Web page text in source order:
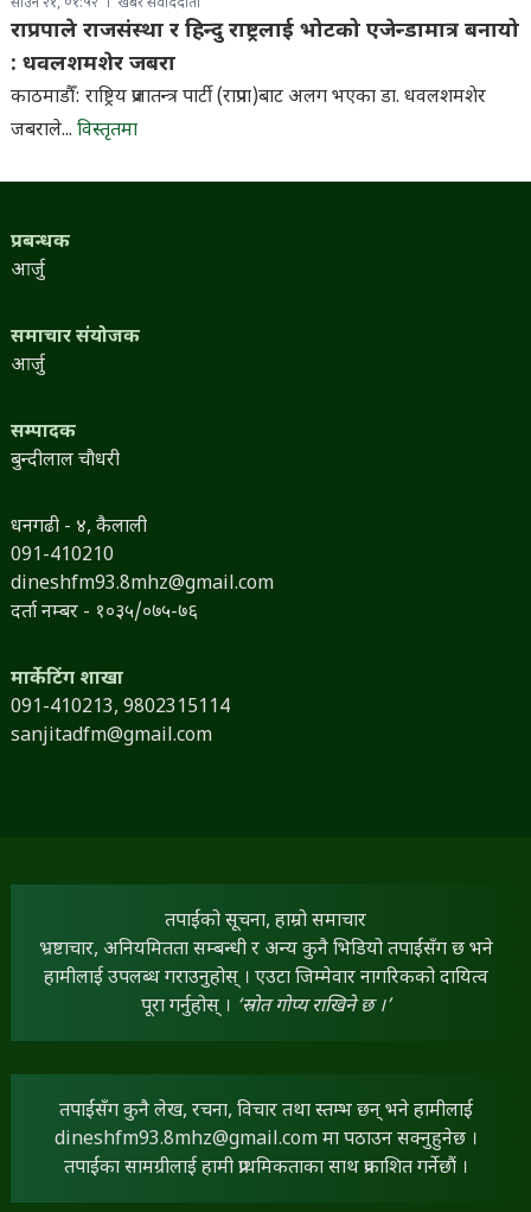
राप्रपाले राजसंस्था र हिन्दु राष्ट्रलाई भोटको एजेन्डामात्र बनायो
: धवलशमशेर जबरा
काठमाडौँ: राष्ट्रिय प्रजातन्त्र पार्टी (राप्रपा)बाट अलग भएका डा. धवलशमशेर
जबराले... विस्तृतमा
प्रबन्धक
आर्जु
समाचार संयोजक
आर्जु
सम्पादक
बुन्दीलाल चौधरी
धनगढी - ४, कैलाली
091-410210
dineshfm93.8mhz@gmail.com
दर्ता नम्बर - १०३५/०७५-७६
मार्केटिंग शाखा
091-410213, 9802315114
sanjitadfm@gmail.com
तपाईंको सूचना, हाम्रो समाचार
भ्रष्टाचार, अनियमितता सम्बन्धी र अन्य कुनै भिडियो तपाईंसँग छ भने
हामीलाई उपलब्ध गराउनुहोस् । एउटा जिम्मेवार नागरिकको दायित्व
पूरा गर्नुहोस् । ‘स्रोत गोप्य राखिने छ ।’
तपाईंसँग कुनै लेख, रचना, विचार तथा स्तम्भ छन् भने हामीलाई
dineshfm93.8mhz@gmail.comमा पठाउन सक्नुहुनेछ ।
तपाईंका सामग्रीलाई हामी प्राथमिकताका साथ प्रकाशित गर्नेछौं ।